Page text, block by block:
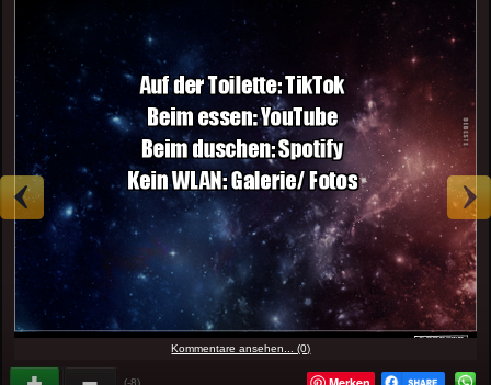
Kommentare ansehen... (0)
(-8)